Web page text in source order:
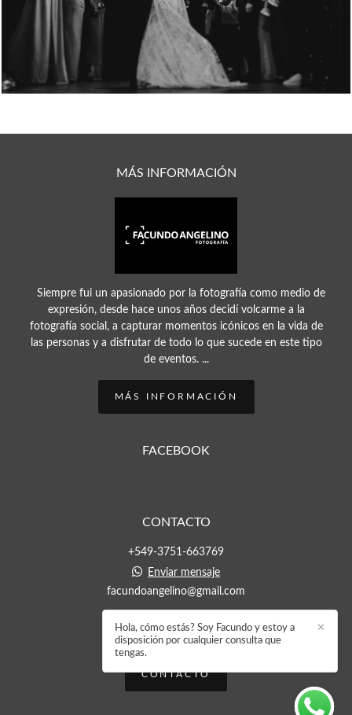
MÁS INFORMACIÓN
Siempre fui un apasionado por la fotografía como medio de
expresión, desde hace unos años decidí volcarme a la
fotografía social, a capturar momentos icónicos en la vida de
las personas y a disfrutar de todo lo que sucede en este tipo
de eventos. ...
MÁS INFORMACIÓN
FACEBOOK
CONTACTO
+549-3751-663769
Enviar mensaje
facundoangelino@gmail.com
CONTACTO
✕
Hola, cómo estás? Soy Facundo y estoy a
disposición por cualquier consulta que
tengas.